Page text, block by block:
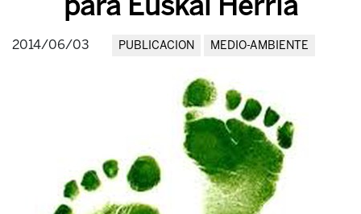
2014/06/03 PUBLICACION MEDIO-AMBIENTE